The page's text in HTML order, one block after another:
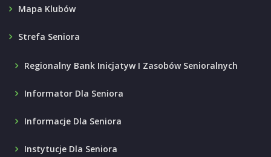
Mapa Klubów
Strefa Seniora
Regionalny Bank Inicjatyw I Zasobów Senioralnych
Informator Dla Seniora
Informacje Dla Seniora
Instytucje Dla Seniora